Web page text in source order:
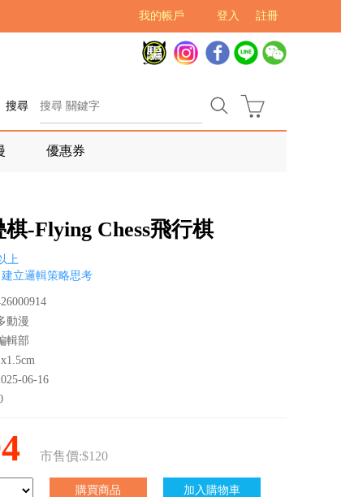
註冊
登入
我的帳戶
搜尋
優惠券
-Flying Chess飛行棋
上
立邏輯策略思考
動漫
輯部
06-16
市售價:$120